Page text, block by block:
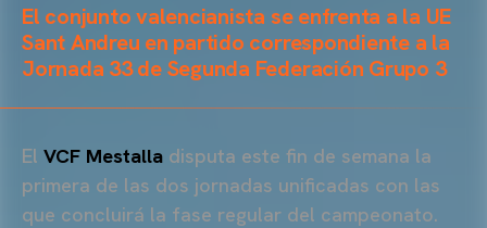
El conjunto valencianista se enfrenta a la UE
Sant Andreu en partido correspondiente a la
Jornada 33 de Segunda Federación Grupo 3
El VCF Mestalla disputa este fin de semana la
primera de las dos jornadas unificadas con las
que concluirá la fase regular del campeonato.